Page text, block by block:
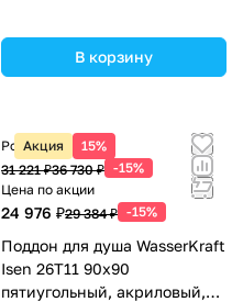
В корзину
Акция 15%
Розничная цена
31 221 ₽36 730 ₽ -15%
Цена по акции
24 976 ₽29 384 ₽ -15%
Поддон для душа WasserKraft
Isen 26T11 90х90
пятиугольный, акриловый,